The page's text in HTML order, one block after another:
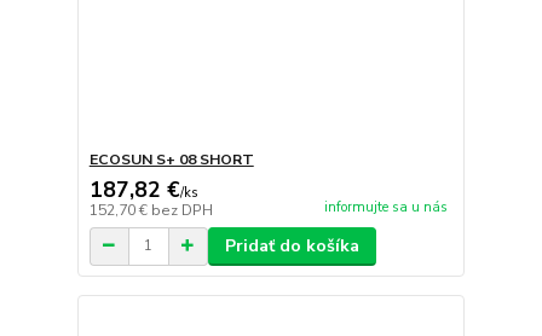
ECOSUN S+ 08 SHORT
187,82 €/ks
152,70 € bez DPH informujte sa u nás
Pridať do košíka